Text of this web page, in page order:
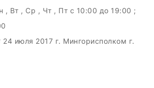
, Вт , Ср , Чт , Пт c 10:00 до 19:00 ;
июля 2017 г. Мингорисполком г.